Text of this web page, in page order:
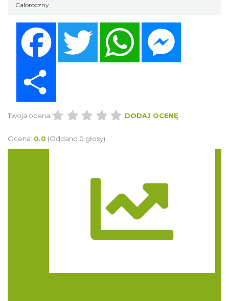
Całoroczny
Twitter WhatsApp
Twoja ocena: DODAJ OCENĘ
Ocena: 0.0 (Oddano 0 głosy)